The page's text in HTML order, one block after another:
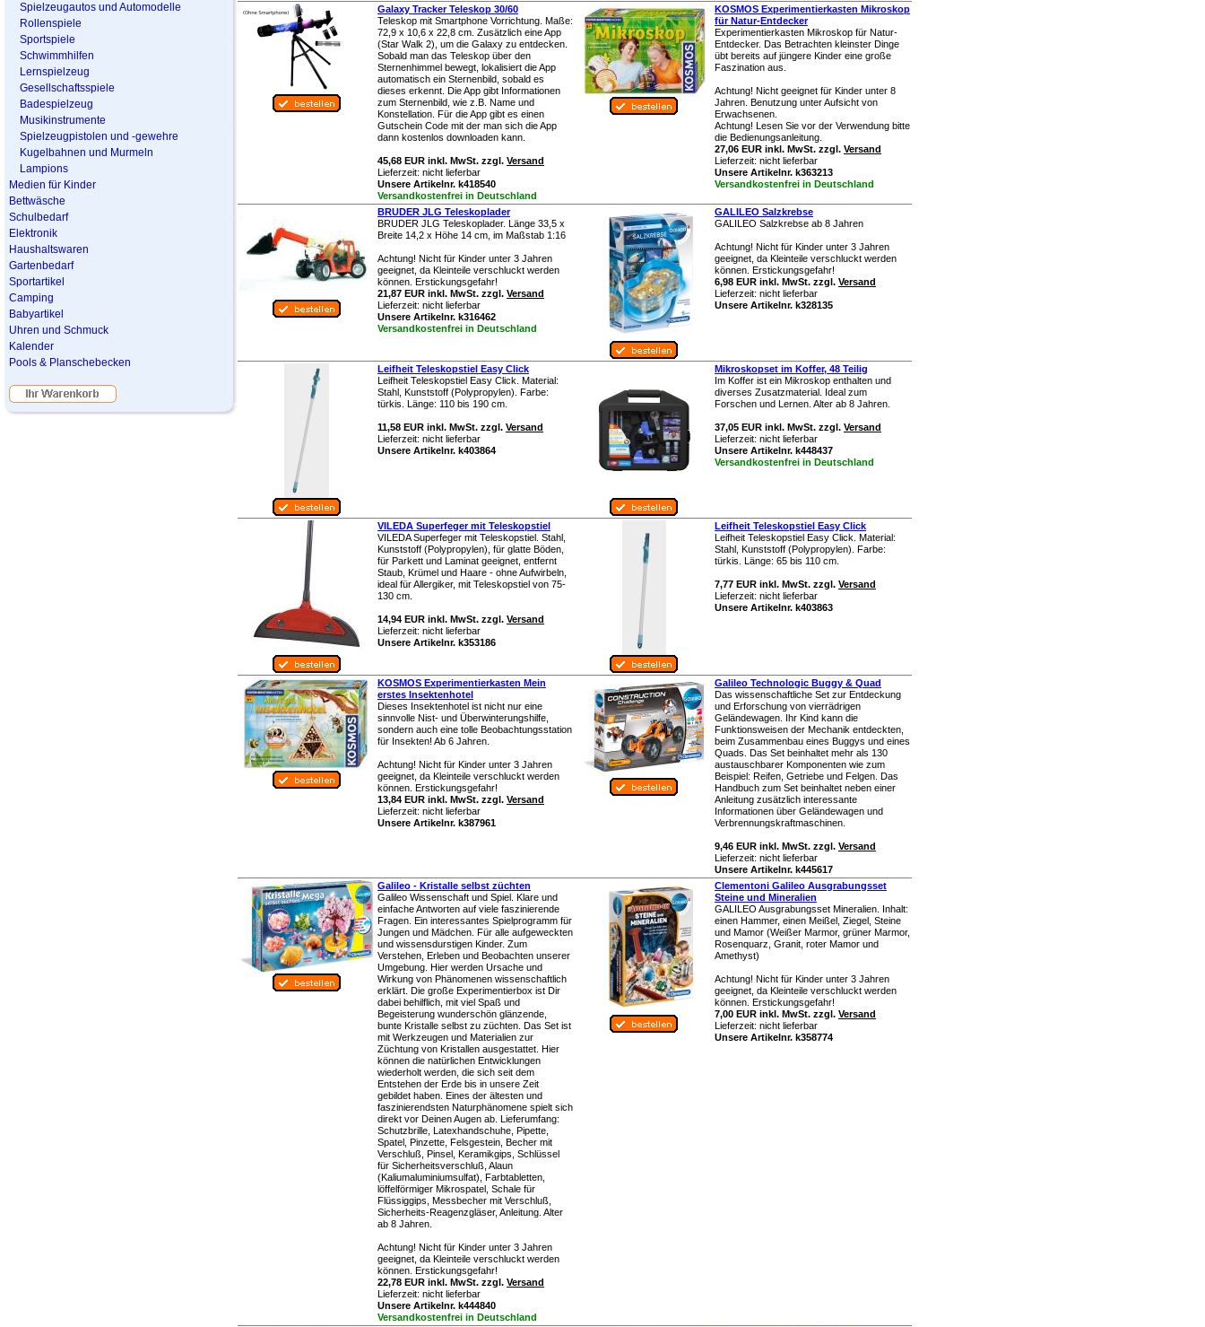
Galaxy Tracker Teleskop 30/60
Teleskop mit Smartphone Vorrichtung. Maße:
72,9 x 10,6 x 22,8 cm. Zusätzlich eine App
(Star Walk 2), um die Galaxy zu entdecken.
Sobald man das Teleskop über den
Sternenhimmel bewegt, lokalisiert die App
automatisch ein Sternenbild, sobald es
dieses erkennt. Die App gibt Informationen
zum Sternenbild, wie z.B. Name und
Konstellation. Für die App gibt es einen
Gutschein Code mit der man sich die App
dann kostenlos downloaden kann.
45,68 EUR inkl. MwSt. zzgl. Versand
Lieferzeit: nicht lieferbar
Unsere Artikelnr. k418540
Versandkostenfrei in Deutschland
KOSMOS Experimentierkasten Mikroskop
für Natur-Entdecker
Experimentierkasten Mikroskop für Natur-
Entdecker. Das Betrachten kleinster Dinge
übt bereits auf jüngere Kinder eine große
Faszination aus.
Achtung! Nicht geeignet für Kinder unter 8
Jahren. Benutzung unter Aufsicht von
Erwachsenen.
Achtung! Lesen Sie vor der Verwendung bitte
die Bedienungsanleitung.
27,06 EUR inkl. MwSt. zzgl. Versand
Lieferzeit: nicht lieferbar
Unsere Artikelnr. k363213
Versandkostenfrei in Deutschland
BRUDER JLG Teleskoplader
BRUDER JLG Teleskoplader. Länge 33,5 x
Breite 14,2 x Höhe 14 cm, im Maßstab 1:16
Achtung! Nicht für Kinder unter 3 Jahren
geeignet, da Kleinteile verschluckt werden
können. Erstickungsgefahr!
21,87 EUR inkl. MwSt. zzgl. Versand
Lieferzeit: nicht lieferbar
Unsere Artikelnr. k316462
Versandkostenfrei in Deutschland
GALILEO Salzkrebse
GALILEO Salzkrebse ab 8 Jahren
Achtung! Nicht für Kinder unter 3 Jahren
geeignet, da Kleinteile verschluckt werden
können. Erstickungsgefahr!
6,98 EUR inkl. MwSt. zzgl. Versand
Lieferzeit: nicht lieferbar
Unsere Artikelnr. k328135
Leifheit Teleskopstiel Easy Click
Leifheit Teleskopstiel Easy Click. Material:
Stahl, Kunststoff (Polypropylen). Farbe:
türkis. Länge: 110 bis 190 cm.
11,58 EUR inkl. MwSt. zzgl. Versand
Lieferzeit: nicht lieferbar
Unsere Artikelnr. k403864
Mikroskopset im Koffer, 48 Teilig
Im Koffer ist ein Mikroskop enthalten und
diverses Zusatzmaterial. Ideal zum
Forschen und Lernen. Alter ab 8 Jahren.
37,05 EUR inkl. MwSt. zzgl. Versand
Lieferzeit: nicht lieferbar
Unsere Artikelnr. k448437
Versandkostenfrei in Deutschland
VILEDA Superfeger mit Teleskopstiel
VILEDA Superfeger mit Teleskopstiel. Stahl,
Kunststoff (Polypropylen), für glatte Böden,
für Parkett und Laminat geeignet, entfernt
Staub, Krümel und Haare - ohne Aufwirbeln,
ideal für Allergiker, mit Teleskopstiel von 75-
130 cm.
14,94 EUR inkl. MwSt. zzgl. Versand
Lieferzeit: nicht lieferbar
Unsere Artikelnr. k353186
Leifheit Teleskopstiel Easy Click
Leifheit Teleskopstiel Easy Click. Material:
Stahl, Kunststoff (Polypropylen). Farbe:
türkis. Länge: 65 bis 110 cm.
7,77 EUR inkl. MwSt. zzgl. Versand
Lieferzeit: nicht lieferbar
Unsere Artikelnr. k403863
KOSMOS Experimentierkasten Mein
erstes Insektenhotel
Dieses Insektenhotel ist nicht nur eine
sinnvolle Nist- und Überwinterungshilfe,
sondern auch eine tolle Beobachtungsstation
für Insekten! Ab 6 Jahren.
Achtung! Nicht für Kinder unter 3 Jahren
geeignet, da Kleinteile verschluckt werden
können. Erstickungsgefahr!
13,84 EUR inkl. MwSt. zzgl. Versand
Lieferzeit: nicht lieferbar
Unsere Artikelnr. k387961
Galileo Technologic Buggy & Quad
Das wissenschaftliche Set zur Entdeckung
und Erforschung von vierrädrigen
Geländewagen. Ihr Kind kann die
Funktionsweisen der Mechanik entdeckten,
beim Zusammenbau eines Buggys und eines
Quads. Das Set beinhaltet mehr als 130
austauschbarer Komponenten wie zum
Beispiel: Reifen, Getriebe und Felgen. Das
Handbuch zum Set beinhaltet neben einer
Anleitung zusätzlich interessante
Informationen über Geländewagen und
Verbrennungskraftmaschinen.
9,46 EUR inkl. MwSt. zzgl. Versand
Lieferzeit: nicht lieferbar
Unsere Artikelnr. k445617
Galileo - Kristalle selbst züchten
Galileo Wissenschaft und Spiel. Klare und
einfache Antworten auf viele faszinierende
Fragen. Ein interessantes Spielprogramm für
Jungen und Mädchen. Für alle aufgeweckten
und wissensdurstigen Kinder. Zum
Verstehen, Erleben und Beobachten unserer
Umgebung. Hier werden Ursache und
Wirkung von Phänomenen wissenschaftlich
erklärt. Die große Experimentierbox ist Dir
dabei behilflich, mit viel Spaß und
Begeisterung wunderschön glänzende,
bunte Kristalle selbst zu züchten. Das Set ist
mit Werkzeugen und Materialien zur
Züchtung von Kristallen ausgestattet. Hier
können die natürlichen Entwicklungen
wiederholt werden, die sich seit dem
Entstehen der Erde bis in unsere Zeit
gebildet haben. Eines der ältesten und
faszinierendsten Naturphänomene spielt sich
direkt vor Deinen Augen ab. Lieferumfang:
Schutzbrille, Latexhandschuhe, Pipette,
Spatel, Pinzette, Felsgestein, Becher mit
Verschluß, Pinsel, Keramikgips, Schlüssel
für Sicherheitsverschluß, Alaun
(Kaliumaluminiumsulfat), Farbtabletten,
löffelförmiger Mikrospatel, Schale für
Flüssiggips, Messbecher mit Verschluß,
Sicherheits-Reagenzgläser, Anleitung. Alter
ab 8 Jahren.
Achtung! Nicht für Kinder unter 3 Jahren
geeignet, da Kleinteile verschluckt werden
können. Erstickungsgefahr!
22,78 EUR inkl. MwSt. zzgl. Versand
Lieferzeit: nicht lieferbar
Unsere Artikelnr. k444840
Versandkostenfrei in Deutschland
Clementoni Galileo Ausgrabungsset
Steine und Mineralien
GALILEO Ausgrabungsset Mineralien. Inhalt:
einen Hammer, einen Meißel, Ziegel, Steine
und Mamor (Weißer Marmor, grüner Marmor,
Rosenquarz, Granit, roter Mamor und
Amethyst)
Achtung! Nicht für Kinder unter 3 Jahren
geeignet, da Kleinteile verschluckt werden
können. Erstickungsgefahr!
7,00 EUR inkl. MwSt. zzgl. Versand
Lieferzeit: nicht lieferbar
Unsere Artikelnr. k358774
Spielzeugautos und Automodelle
Rollenspiele
Sportspiele
Schwimmhilfen
Lernspielzeug
Gesellschaftsspiele
Badespielzeug
Musikinstrumente
Spielzeugpistolen und -gewehre
Kugelbahnen und Murmeln
Lampions
Medien für Kinder
Bettwäsche
Schulbedarf
Elektronik
Haushaltswaren
Gartenbedarf
Sportartikel
Camping
Babyartikel
Uhren und Schmuck
Kalender
Pools & Planschebecken